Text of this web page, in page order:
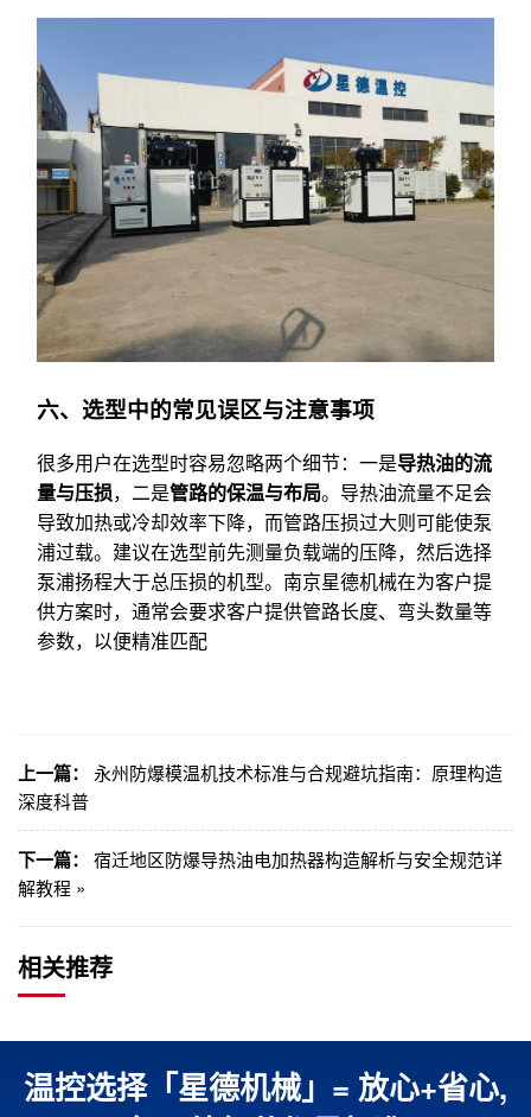
六、选型中的常见误区与注意事项
很多用户在选型时容易忽略两个细节：一是导热油的流
量与压损，二是管路的保温与布局。导热油流量不足会
导致加热或冷却效率下降，而管路压损过大则可能使泵
浦过载。建议在选型前先测量负载端的压降，然后选择
泵浦扬程大于总压损的机型。南京星德机械在为客户提
供方案时，通常会要求客户提供管路长度、弯头数量等
参数，以便精准匹配
上一篇：
永州防爆模温机技术标准与合规避坑指南：原理构造
深度科普
下一篇：
宿迁地区防爆导热油电加热器构造解析与安全规范详
解教程 »
相关推荐
温控选择「星德机械」= 放心+省心,